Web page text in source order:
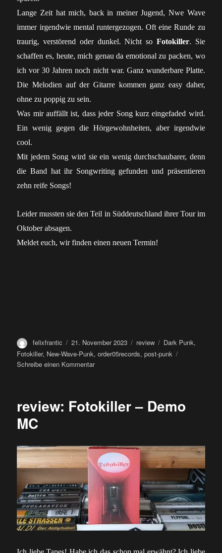
Lange Zeit hat mich, back in meiner Jugend, Nwe Wave
immer irgendwie mental runtergezogen. Oft eine Runde zu
traurig, verstörend oder dunkel. Nicht so Fotokiller. Sie
schaffen es, heute, mich genau da emotional zu packen, wo
ich vor 30 Jahren noch nicht war. Ganz wunderbare Platte.
Die Melodien auf der Gitarre kommen ganz easy daher,
ohne zu poppig zu sein.
Was mir auffällt ist, dass jeder Song kurz eingefaded wird.
Ein wenig gegen die Hörgewohnheiten, aber irgendwie
cool.
Mit jedem Song wird sie ein wenig durchschaubarer, denn
die Band hat ihr Songwriting gefunden und präsentieren
zehn reife Songs!
Leider mussten sie den Teil in Süddeutschland ihrer Tour im
Oktober absagen.
Meldet euch, wir finden einen neuen Termin!
Autor
felixfrantic
Veröffentlicht
am
21. November 2023 Kategorien
review Schlagwörter
Dark Punk,
Fotokiller, New-Wave-Punk,order05records,post-punk
Schreibe einen Kommentarzu
eerie
review: Fotokiller – Demo
MC